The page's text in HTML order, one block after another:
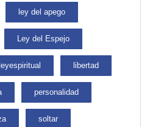
ley del apego
Ley del Espejo
leyespiritual libertad
personalidad
soltar